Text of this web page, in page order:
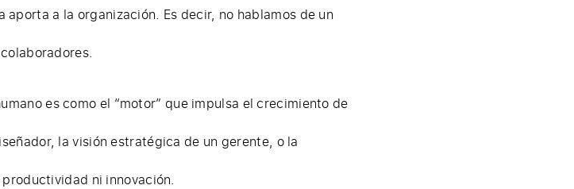
a la organización. Es decir, no hablamos de un
es como el “motor” que impulsa el crecimiento de
la visión estratégica de un gerente, o la
ni innovación.